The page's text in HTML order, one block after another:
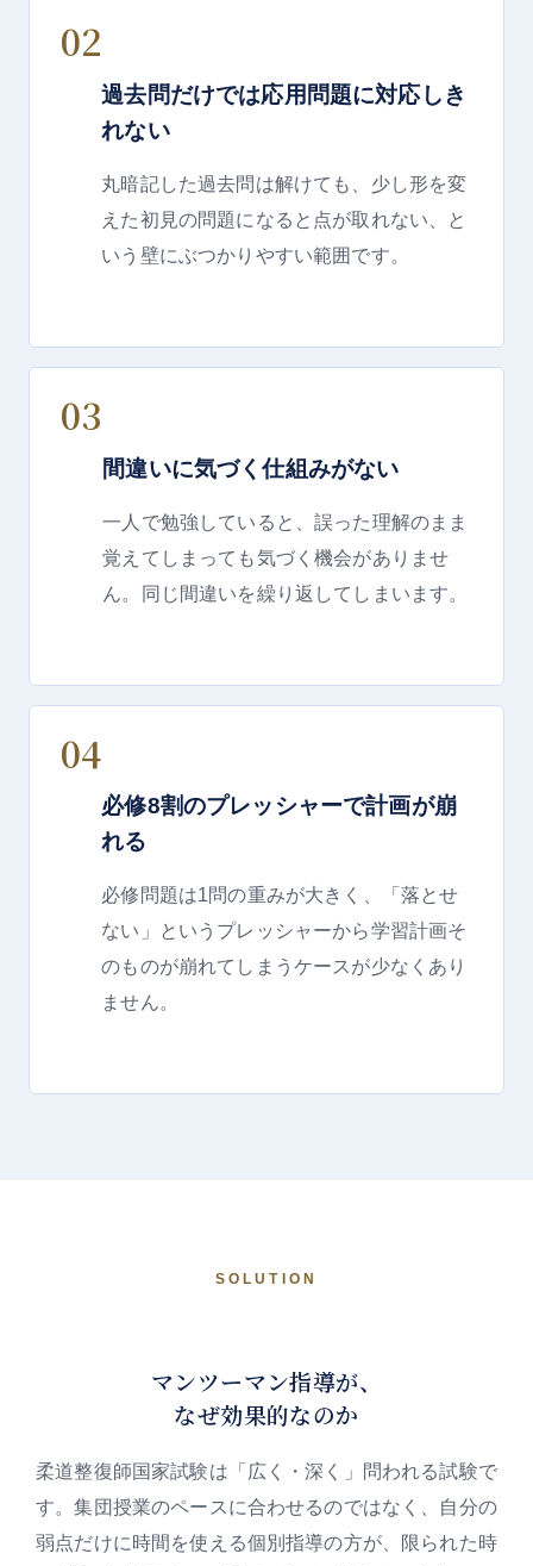
02
過去問だけでは応用問題に対応しき
れない
丸暗記した過去問は解けても、少し形を変
えた初見の問題になると点が取れない、と
いう壁にぶつかりやすい範囲です。
03
間違いに気づく仕組みがない
一人で勉強していると、誤った理解のまま
覚えてしまっても気づく機会がありませ
ん。同じ間違いを繰り返してしまいます。
04
必修8割のプレッシャーで計画が崩
れる
必修問題は1問の重みが大きく、「落とせ
ない」というプレッシャーから学習計画そ
のものが崩れてしまうケースが少なくあり
ません。
SOLUTION
マンツーマン指導が、
なぜ効果的なのか
柔道整復師国家試験は「広く・深く」問われる試験で
す。集団授業のペースに合わせるのではなく、自分の
弱点だけに時間を使える個別指導の方が、限られた時